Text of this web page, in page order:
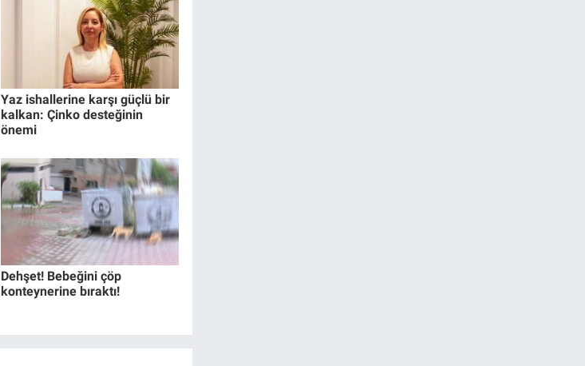
Yaz ishallerine karşı güçlü bir
kalkan: Çinko desteğinin
önemi
Dehşet! Bebeğini çöp
konteynerine bıraktı!